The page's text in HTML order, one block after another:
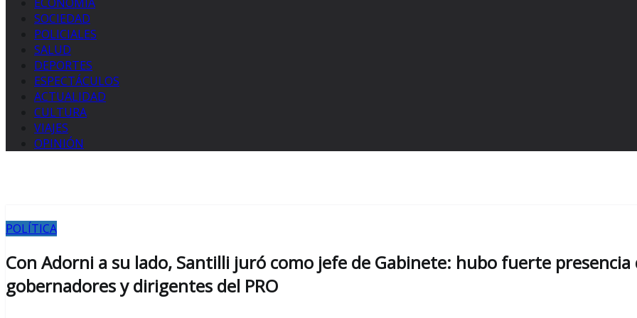
ECONOMÍA
SOCIEDAD
POLICIALES
SALUD
DEPORTES
ESPECTÁCULOS
ACTUALIDAD
CULTURA
VIAJES
OPINIÓN
POLÍTICA
Con Adorni a su lado, Santilli juró como jefe de Gabinete: hubo fuerte presencia
gobernadores y dirigentes del PRO